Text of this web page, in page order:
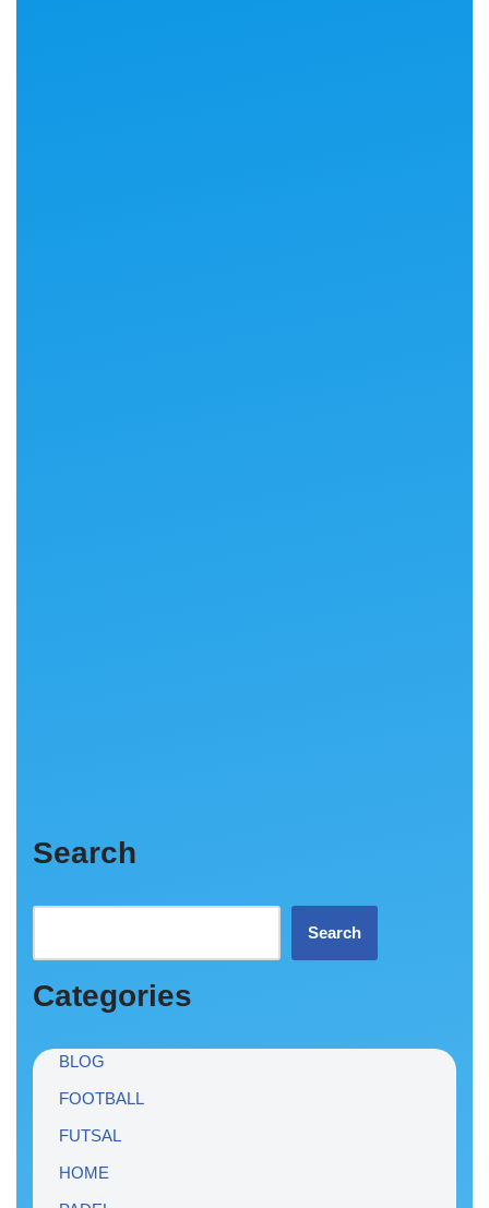
Search
Search
Categories
BLOG
FOOTBALL
FUTSAL
HOME